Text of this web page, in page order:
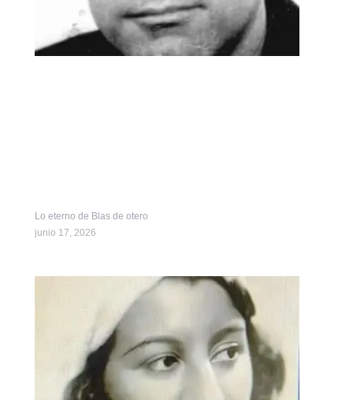
Lo eterno de Blas de otero
junio 17, 2026